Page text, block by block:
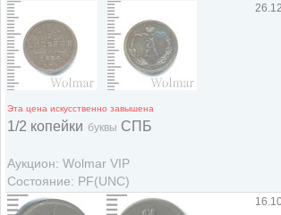
Эта цена искусственно завышена
1/2 копейки буквы СПБ
Аукцион: Wolmar VIP
Состояние: PF(UNC)